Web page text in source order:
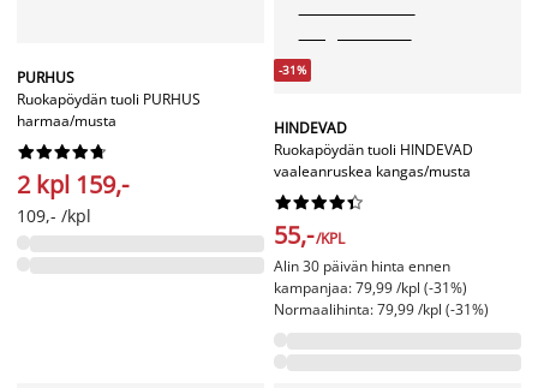
PURHUS
Ruokapöydän tuoli PURHUS
harmaa/musta






2 kpl 159,-
109,- /kpl
-31%
HINDEVAD
Ruokapöydän tuoli HINDEVAD
vaaleanruskea kangas/musta






55,-/KPL
Alin 30 päivän hinta ennen
kampanjaa: 79,99 /kpl (-31%)
Normaalihinta: 79,99 /kpl (-31%)